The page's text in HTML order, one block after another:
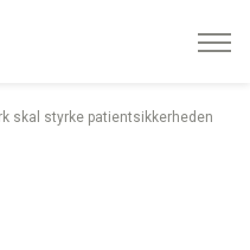
skal styrke patientsikkerheden